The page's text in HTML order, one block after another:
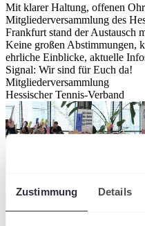
Zustimmung Details
Mit klarer Haltung, offenen
Mitgliederversammlung des
Frankfurt stand der Austausch
Keine großen Abstimmungen,
ehrliche Einblicke, aktuelle
Signal: Wir sind für Euch da!
Mitgliederversammlung
Hessischer Tennis-Verband